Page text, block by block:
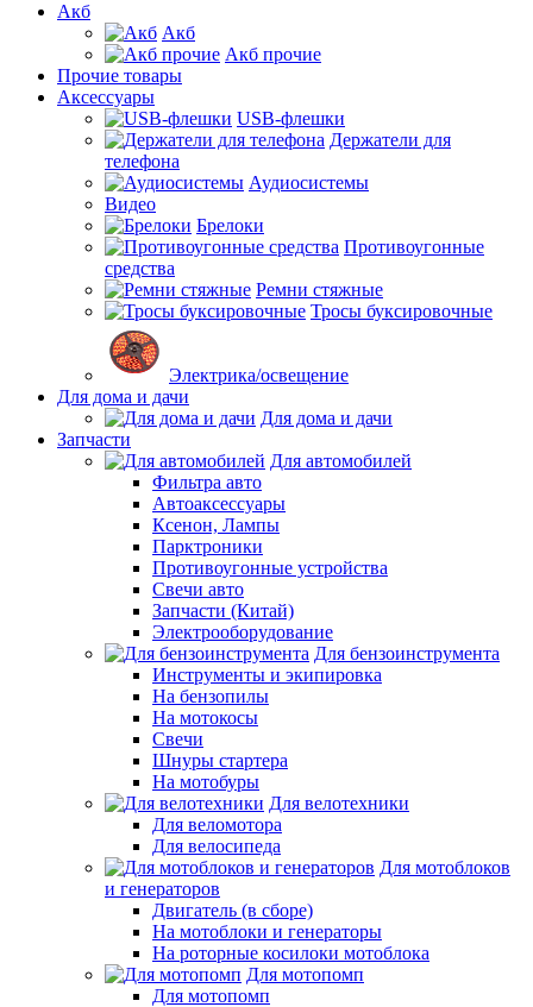
Акб
Акб
Акб прочие
Прочие товары
Аксессуары
USB-флешки
Держатели для
телефона
Аудиосистемы
Видео
Брелоки
Противоугонные
средства
Ремни стяжные
Тросы буксировочные
Электрика/освещение
Для дома и дачи
Для дома и дачи
Запчасти
Для автомобилей
Фильтра авто
Автоаксессуары
Ксенон, Лампы
Парктроники
Противоугонные устройства
Свечи авто
Запчасти (Китай)
Электрооборудование
Для бензоинструмента
Инструменты и экипировка
На бензопилы
На мотокосы
Свечи
Шнуры стартера
На мотобуры
Для велотехники
Для веломотора
Для велосипеда
Для мотоблоков
и генераторов
Двигатель (в сборе)
На мотоблоки и генераторы
На роторные косилоки мотоблока
Для мотопомп
Для мотопомп